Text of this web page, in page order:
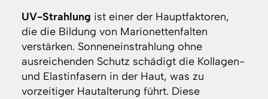
UV-Strahlung ist einer der Hauptfaktoren,
die die Bildung von Marionettenfalten
verstärken. Sonneneinstrahlung ohne
ausreichenden Schutz schädigt die Kollagen-
und Elastinfasern in der Haut, was zu
vorzeitiger Hautalterung führt. Diese